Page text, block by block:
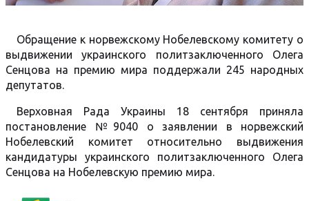
Обращение к норвежскому Нобелевскому комитету о
выдвижении украинского политзаключенного Олега
Сенцова на премию мира поддержали 245 народных
депутатов.
Верховная Рада Украины 18 сентября приняла
постановление №9040 о заявлении в норвежский
Нобелевский комитет относительно выдвижения
кандидатуры украинского политзаключенного Олега
Сенцова на Нобелевскую премию мира.